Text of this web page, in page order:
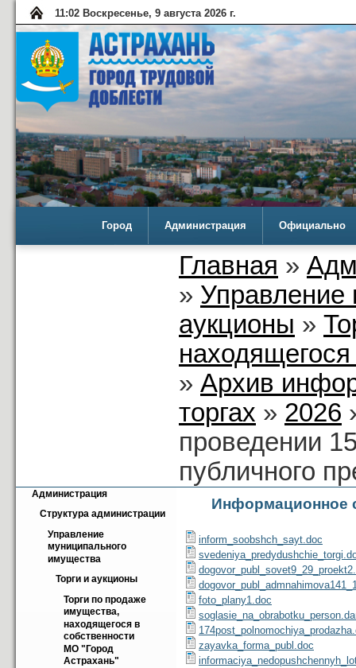
11:02 Воскресенье, 9 августа 2026 г.
Город Администрация Официально
Главная »
» Управление
аукционы »
» Архив
торгах » 2026
проведении
публичного
Администрация
Структура администрации
Управление
муниципального
имущества
Торги и аукционы
Торги по продаже
имущества,
находящегося в
собственности
МО "Город
Астрахань"
Информационное
inform_soobshch_sayt.doc
foto_plany1.doc
zayavka_forma_publ.doc